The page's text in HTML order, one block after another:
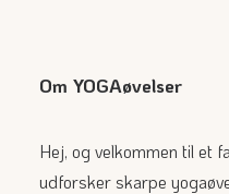
Om YOGAøvelser
Hej, og velkommen til et
udforsker skarpe